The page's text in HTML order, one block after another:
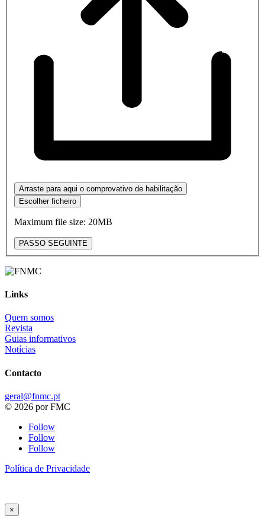
Arraste para aqui o comprovativo de habilitação
Escolher ficheiro
Maximum file size: 20MB
PASSO SEGUINTE
Links
Quem somos
Revista
Guias informativos
Notícias
Contacto
geral@fnmc.pt
© 2026 por FMC
Follow
Follow
Follow
Política de Privacidade
×